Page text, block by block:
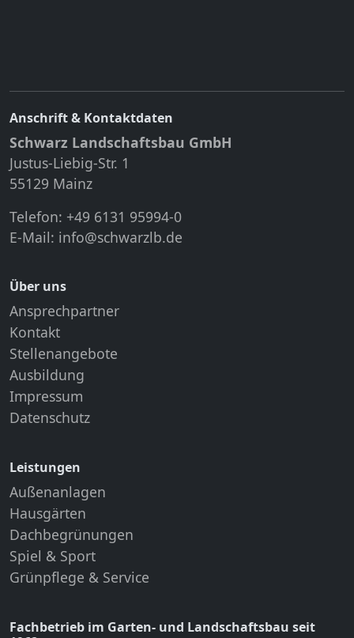
Anschrift & Kontaktdaten
Schwarz Landschaftsbau GmbH
Justus-Liebig-Str. 1
55129 Mainz
Telefon: +49 6131 95994-0
E-Mail: info@schwarzlb.de
Über uns
Ansprechpartner
Kontakt
Stellenangebote
Ausbildung
Impressum
Datenschutz
Leistungen
Außenanlagen
Hausgärten
Dachbegrünungen
Spiel & Sport
Grünpflege & Service
Fachbetrieb im Garten- und Landschaftsbau seit